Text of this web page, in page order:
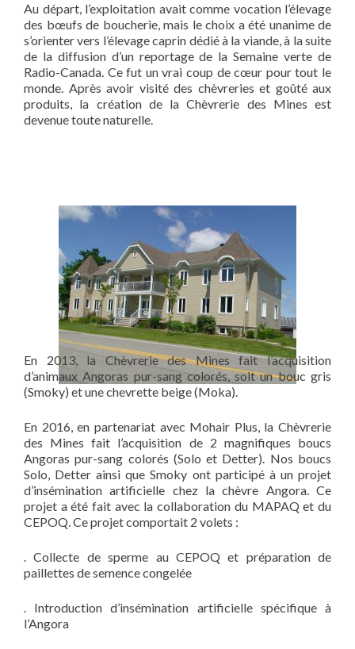
Au départ, l’exploitation avait comme vocation l’élevage
des bœufs de boucherie, mais le choix a été unanime de
s’orienter vers l’élevage caprin dédié à la viande, à la suite
de la diffusion d’un reportage de la Semaine verte de
Radio-Canada. Ce fut un vrai coup de cœur pour tout le
monde. Après avoir visité des chèvreries et goûté aux
produits, la création de la Chèvrerie des Mines est
devenue toute naturelle.
En 2013, la Chèvrerie des Mines fait l’acquisition
d’animaux Angoras pur-sang colorés, soit un bouc gris
(Smoky) et une chevrette beige (Moka).
En 2016, en partenariat avec Mohair Plus, la Chèvrerie
des Mines fait l’acquisition de 2 magnifiques boucs
Angoras pur-sang colorés (Solo et Detter). Nos boucs
Solo, Detter ainsi que Smoky ont participé à un projet
d’insémination artificielle chez la chèvre Angora. Ce
projet a été fait avec la collaboration du MAPAQ et du
CEPOQ. Ce projet comportait 2 volets :
. Collecte de sperme au CEPOQ et préparation de
paillettes de semence congelée
. Introduction d’insémination artificielle spécifique à
l’Angora